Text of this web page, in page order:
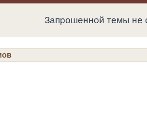
Запрошенной темы не